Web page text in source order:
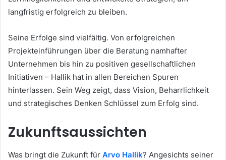
langfristig erfolgreich zu bleiben.
Seine Erfolge sind vielfältig. Von erfolgreichen
Projekteinführungen über die Beratung namhafter
Unternehmen bis hin zu positiven gesellschaftlichen
Initiativen – Hallik hat in allen Bereichen Spuren
hinterlassen. Sein Weg zeigt, dass Vision, Beharrlichkeit
und strategisches Denken Schlüssel zum Erfolg sind.
Zukunftsaussichten
Was bringt die Zukunft für Arvo Hallik? Angesichts seiner